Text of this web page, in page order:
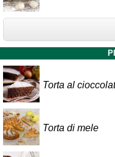
Torta al
Torta di mele